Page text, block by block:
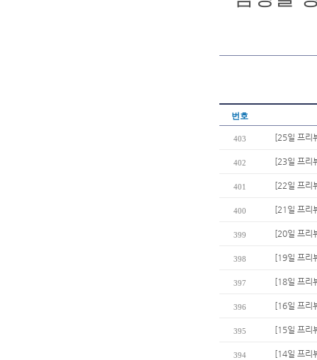
번호
403 [25일 프리
402 [23일 프리
401 [22일 프리
400 [21일 프리
399 [20일 프리
398 [19일 프리
397 [18일 프리
396 [16일 프리
395 [15일 프리
394 [14일 프리